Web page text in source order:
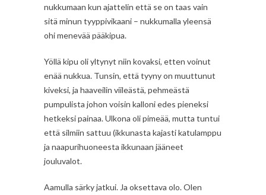
nukkumaan kun ajattelin että se on taas vain
sitä minun tyyppivikaani – nukkumalla yleensä
ohi menevää pääkipua.
Yöllä kipu oli yltynyt niin kovaksi, etten voinut
enää nukkua. Tunsin, että tyyny on muuttunut
kiveksi, ja haaveilin viileästä, pehmeästä
pumpulista johon voisin kalloni edes pieneksi
hetkeksi painaa. Ulkona oli pimeää, mutta tuntui
että silmiin sattuu (ikkunasta kajasti katulamppu
ja naapurihuoneesta ikkunaan jääneet
jouluvalot.
Aamulla särky jatkui. Ja oksettava olo. Olen